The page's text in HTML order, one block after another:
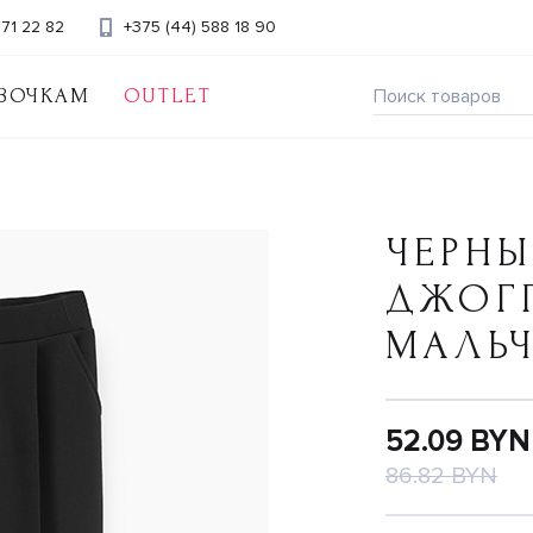
OUTLET
22 82 +375 (44) 588 18 90
52.09 BYN
86.82 BYN